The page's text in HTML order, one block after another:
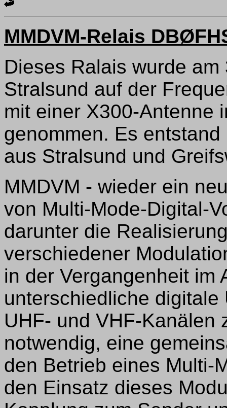
MMDVM-Relais
Dieses Ralais wurde
Stralsund auf der
mit einer X300-Antenne
genommen. Es
aus Stralsund und
MMDVM - wieder ein
von Multi-Mode-Digital-
darunter die
verschiedener
in der Vergangenheit im
unterschiedliche
UHF- und VHF-Kanälen
notwendig, eine
den Betrieb eines Multi-
den Einsatz dieses